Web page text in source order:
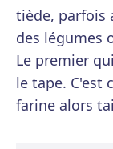
tiède, parfois
des légumes
Le premier
le tape. C'est
farine alors